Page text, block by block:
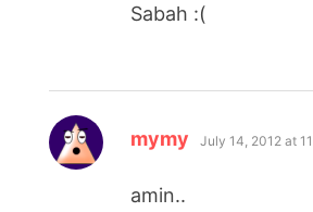
Sabah :(
mymy says:
July 14, 2012 at
amin..